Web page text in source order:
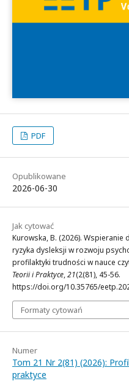
PDF
Opublikowane
2026-06-30
Jak cytować
Kurowska, B. (2026).
ryzyka dysleksji w rozwoju
profilaktyki trudności w nauce
Teorii i Praktyce,21(2(81), 45-56.
https://doi.org/10.35765/
Formaty cytowań
Numer
Tom 21 Nr 2(81) (2026):
praktyce